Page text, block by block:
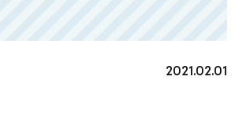
2021.02.01